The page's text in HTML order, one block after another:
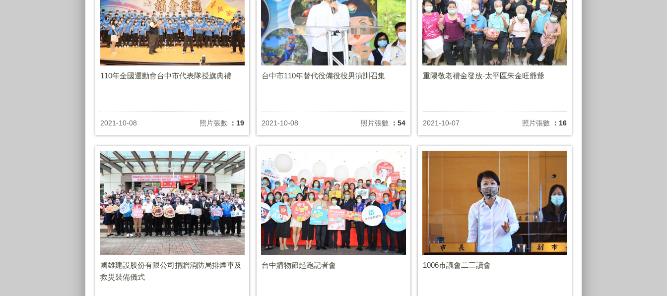
110年全國運動會台中市代表隊授旗典禮
2021-10-08 照片張數 ：19
台中市110年替代役備役役男演訓召集
2021-10-08 照片張數 ：54
重陽敬老禮金發放-太平區朱金旺爺爺
2021-10-07 照片張數 ：16
國雄建設股份有限公司捐贈消防局排煙車及
救災裝備儀式
台中購物節起跑記者會 1006市議會二三讀會